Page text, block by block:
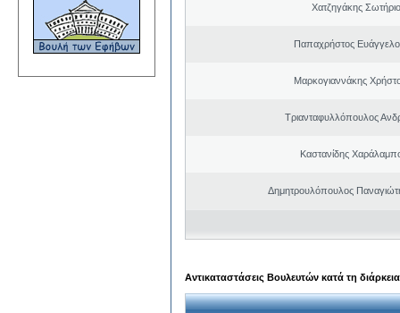
Χατζηγάκης
Παπαχρήστος
Μαρκογιαννάκης
Τριανταφυλλόπουλος
Καστανίδης
Δημητρουλόπουλος
Αντικαταστάσεις Βουλευτών κατά τη